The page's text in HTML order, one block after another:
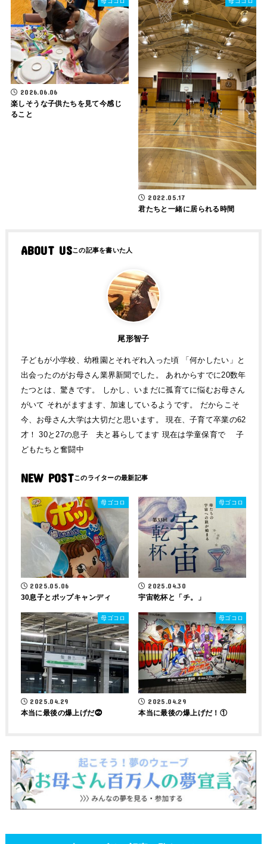
2026.06.06
楽しそうな子供たちを見て今感じ
ること
2022.05.17
君たちと一緒に居られる時間
ABOUT US
尾形智子
子どもが小学校、幼稚園とそれぞれ入った頃 「何かしたい」と
出会ったのがお母さん業界新聞でした。 あれからすでに20数年
たつとは、驚きです。 しかし、いまだに孤育てに悩むお母さん
がいて それがますます、加速しているようです。 だからこそ
今、お母さん大学は大切だと思います。 現在、子育て卒業の62
才！ 30と27の息子 夫と暮らしてます 現在は学童保育で 子
どもたちと奮闘中
NEW POST
母ゴコロ
2025.05.06
30息子とポップキャンディ
母ゴコロ
2025.04.30
宇宙乾杯と「チ。」
母ゴコロ
2025.04.29
本当に最後の爆上げだ⓶
母ゴコロ
2025.04.29
本当に最後の爆上げだ！①